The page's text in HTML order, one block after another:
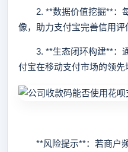
2. **数据价值挖掘**：每
像，助力支付宝完善信用评
3. **生态闭环构建**：通
付宝在移动支付市场的领先
**风险提示**：若商户频